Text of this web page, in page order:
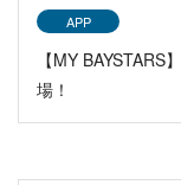
APP
【MY
場！